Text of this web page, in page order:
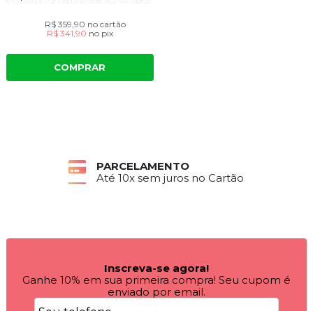
R$ 359,90 no cartão
R$ 341,90 no pix
COMPRAR
PARCELAMENTO
Até 10x sem juros no Cartão
Inscreva-se agora!
Ganhe 10% em sua primeira compra! Seu cupom é
enviado por email.